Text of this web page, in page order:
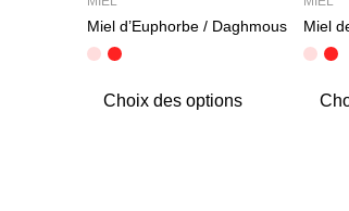
Miel d’Euphorbe / Daghmous
Choix des options
Miel